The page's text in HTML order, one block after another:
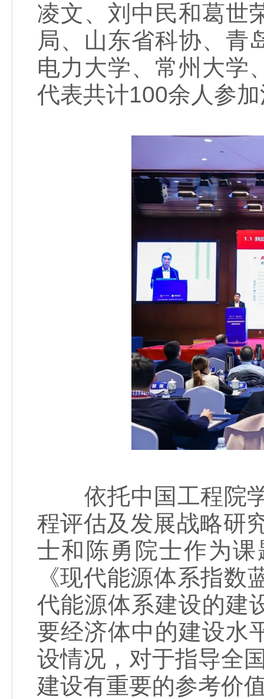
凌文、刘中民和葛世
局、山东省科协、青
电力大学、常州大学
代表共计100余人参
依托中国工程院学
程评估及发展战略研
士和陈勇院士作为
《现代能源体系指
代能源体系建设的建
要经济体中的建设水
设情况，对于指导全
建设有重要的参考价